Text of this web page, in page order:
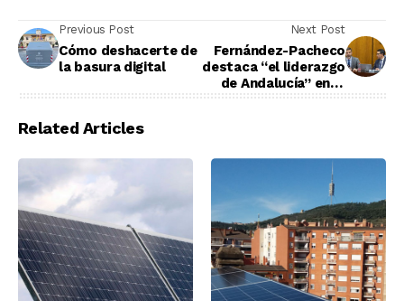
Previous Post
Cómo deshacerte de
la basura digital
Next Post
Fernández-Pacheco
destaca “el liderazgo
de Andalucía” en la
Related Articles